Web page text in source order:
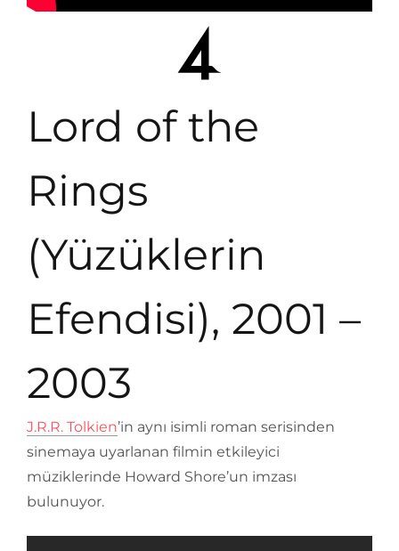
Lord of the
Rings
(Yüzüklerin
Efendisi), 2001 –
2003
J.R.R. Tolkien’in aynı isimli roman serisinden
sinemaya uyarlanan filmin etkileyici
müziklerinde Howard Shore’un imzası
bulunuyor.